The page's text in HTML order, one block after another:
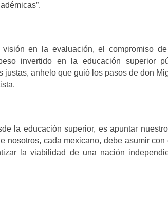
en la evaluación, el compromiso
invertido en la educación superior
justas, anhelo que guió los pasos de don
la educación superior, es apuntar
nosotros, cada mexicano, debe asumir
la viabilidad de una nación